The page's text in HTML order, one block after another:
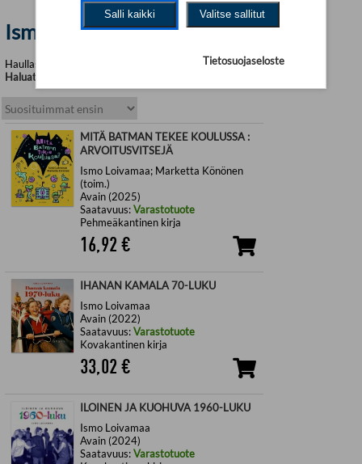
Ismo Loivamaa | Avain
Haullasi löytyi yhteensä 3 tuotetta
Haluatko tarkentaa hakukriteerejä?
MITÄ BATMAN TEKEE KOULUSSA :
ARVOITUSVITSEJÄ
Ismo Loivamaa; Marketta Könönen
(toim.)
Avain (2025)
Saatavuus:Varastotuote
Pehmeäkantinen kirja
16,92 €
IHANAN KAMALA 70-LUKU
Ismo Loivamaa
Avain (2022)
Saatavuus:Varastotuote
Kovakantinen kirja
33,02 €
ILOINEN JA KUOHUVA 1960-LUKU
Ismo Loivamaa
Avain (2024)
Saatavuus:Varastotuote
Salli kaikki Valitse sallitut
Tietosuojaseloste